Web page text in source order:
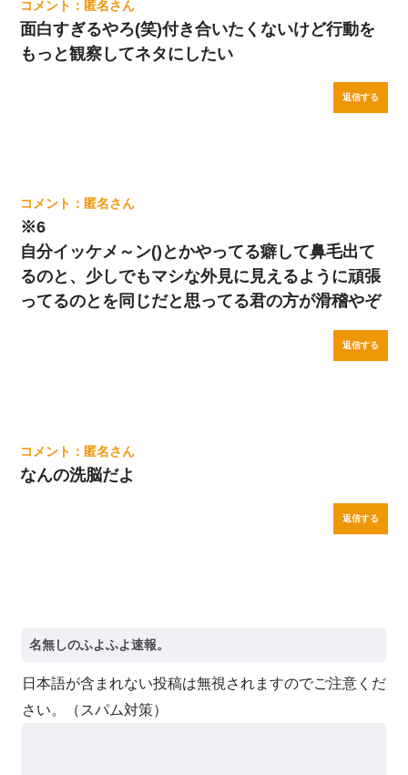
匿名
面白すぎるやろ(笑)付き合いたくないけど行動を
もっと観察してネタにしたい
返信する
匿名
※6
自分イッケメ～ン()とかやってる癖して鼻毛出て
るのと、少しでもマシな外見に見えるように頑張
ってるのとを同じだと思ってる君の方が滑稽やぞ
返信する
匿名
なんの洗脳だよ
返信する
日本語が含まれない投稿は無視されますのでご注意くだ
さい。（スパム対策）